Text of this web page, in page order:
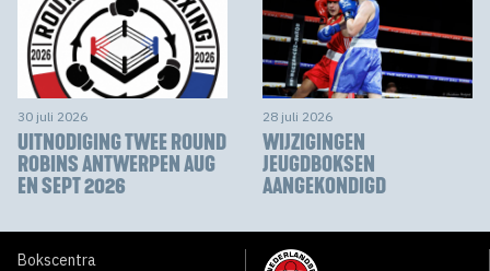
30 juli 2026
UITNODIGING TWEE ROUND
ROBINS ANTWERPEN AUG
EN SEPT 2026
28 juli 2026
WIJZIGINGEN
JEUGDBOKSEN
AANGEKONDIGD
Bokscentra